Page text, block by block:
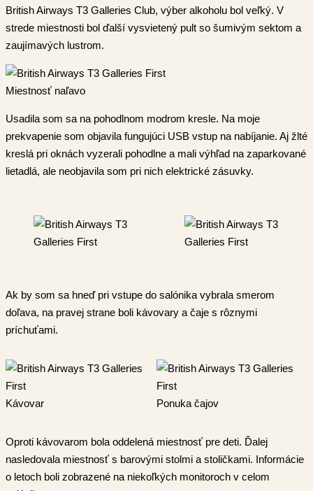
British Airways T3 Galleries Club, výber alkoholu bol veľký. V
strede miestnosti bol ďalší vysvietený pult so šumivým sektom a
zaujímavých lustrom.
Miestnosť naľavo
Usadila som sa na pohodlnom modrom kresle. Na moje
prekvapenie som objavila fungujúci USB vstup na nabíjanie. Aj žlté
kreslá pri oknách vyzerali pohodlne a mali výhľad na zaparkované
lietadlá, ale neobjavila som pri nich elektrické zásuvky.
Ak by som sa hneď pri vstupe do salónika vybrala smerom
doľava, na pravej strane boli kávovary a čaje s rôznymi
príchuťami.
Kávovar Ponuka čajov
Oproti kávovarom bola oddelená miestnosť pre deti. Ďalej
nasledovala miestnosť s barovými stolmi a stoličkami. Informácie
o letoch boli zobrazené na niekoľkých monitoroch v celom